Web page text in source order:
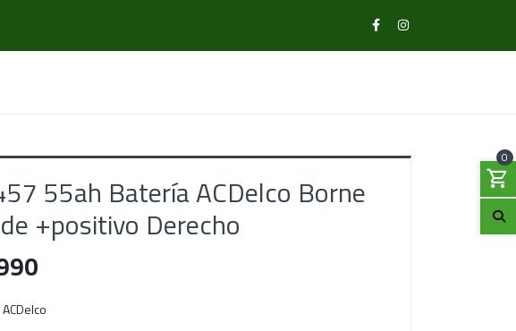
0
55ah Batería ACDelco Borne
+positivo Derecho
ACDelco